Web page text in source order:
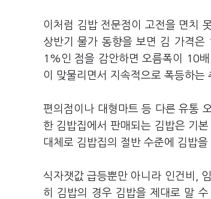
이처럼 김밥 전문점이 고전을 면치
상반기 물가 동향을 보면 김 가격
1%인 점을 감안하면 오름폭이 10
이 맞물리면서 지속적으로 폭등하는
편의점이나 대형마트 등 다른 유통
한 김밥집에서 판매되는 김밥은 기
대체로 김밥집의 절반 수준에 김밥을
식자잿값 급등뿐만 아니라 인건비,
히 김밥의 경우 김밥을 제대로 말